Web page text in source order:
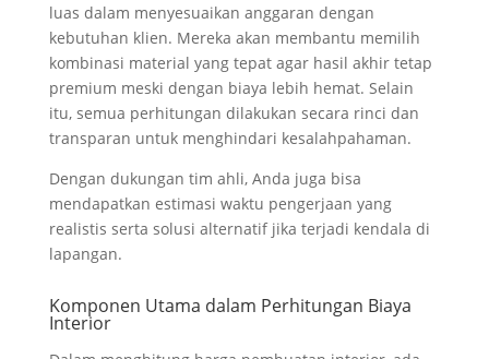
luas dalam menyesuaikan anggaran dengan
kebutuhan klien. Mereka akan membantu memilih
kombinasi material yang tepat agar hasil akhir tetap
premium meski dengan biaya lebih hemat. Selain
itu, semua perhitungan dilakukan secara rinci dan
transparan untuk menghindari kesalahpahaman.
Dengan dukungan tim ahli, Anda juga bisa
mendapatkan estimasi waktu pengerjaan yang
realistis serta solusi alternatif jika terjadi kendala di
lapangan.
Komponen Utama dalam Perhitungan Biaya
Interior